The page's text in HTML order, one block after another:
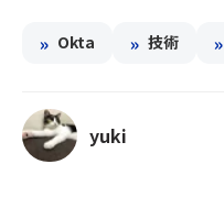
» Okta » 技術 »
yuki